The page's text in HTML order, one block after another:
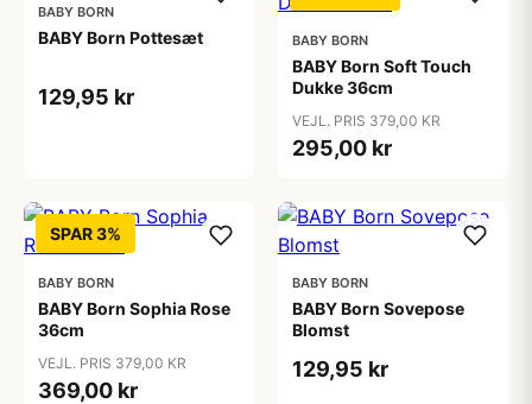
BABY BORN
BABY Born Pottesæt
129,95 kr
BABY BORN
BABY Born Soft Touch
Dukke 36cm
VEJL. PRIS 379,00 KR
295,00 kr
SPAR 3%
BABY BORN
BABY Born Sophia Rose
36cm
VEJL. PRIS 379,00 KR
369,00 kr
BABY BORN
BABY Born Sovepose
Blomst
129,95 kr